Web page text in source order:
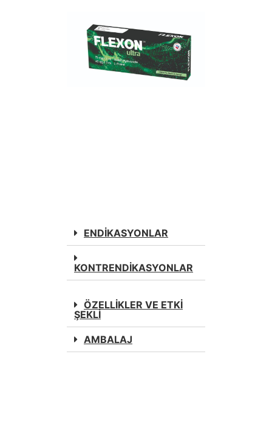
ENDİKASYONLAR
KONTRENDİKASYONLAR
ÖZELLİKLER VE ETKİ
ŞEKLİ
AMBALAJ